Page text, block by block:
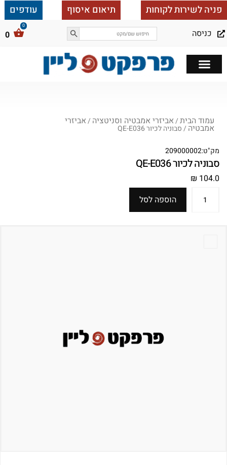
פניה לשירות לקוחות תיאום איסוף עודפים
0 כניסה
עמוד הבית/אביזרי אמבטיה וסניטציה /אביזרי
אמבטיה / סבוניה לכיור QE-E036
מק"ט:209000002
סבוניה לכיור QE-E036
₪ 104.0
הוספה לסל